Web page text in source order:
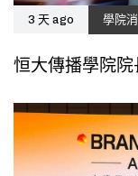
3 天 ago 學院
恒大傳播學院